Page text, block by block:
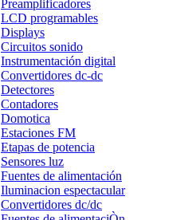
Preamplificadores
LCD programables
Displays
Circuitos sonido
Instrumentación digital
Convertidores dc-dc
Detectores
Contadores
Domotica
Estaciones FM
Etapas de potencia
Sensores luz
Fuentes de alimentación
Iluminacion espectacular
Convertidores dc/dc